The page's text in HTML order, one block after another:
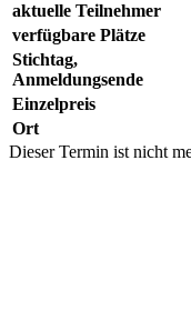
aktuelle Teilnehmer
verfügbare Plätze
Stichtag,
Anmeldungsende
Einzelpreis
Ort
Dieser Termin ist nicht